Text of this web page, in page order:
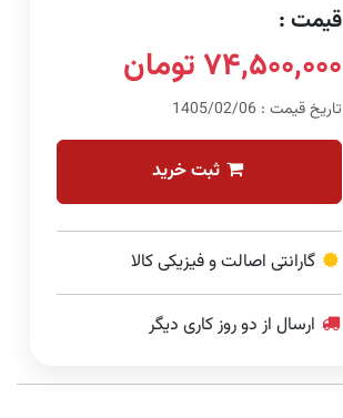
قیمت :
۷۴,۵۰۰,۰۰۰ تومان
تاریخ قیمت : 1405/02/06
ثبت خرید
گارانتی اصالت و فیزیکی کالا
ارسال از دو روز کاری دیگر